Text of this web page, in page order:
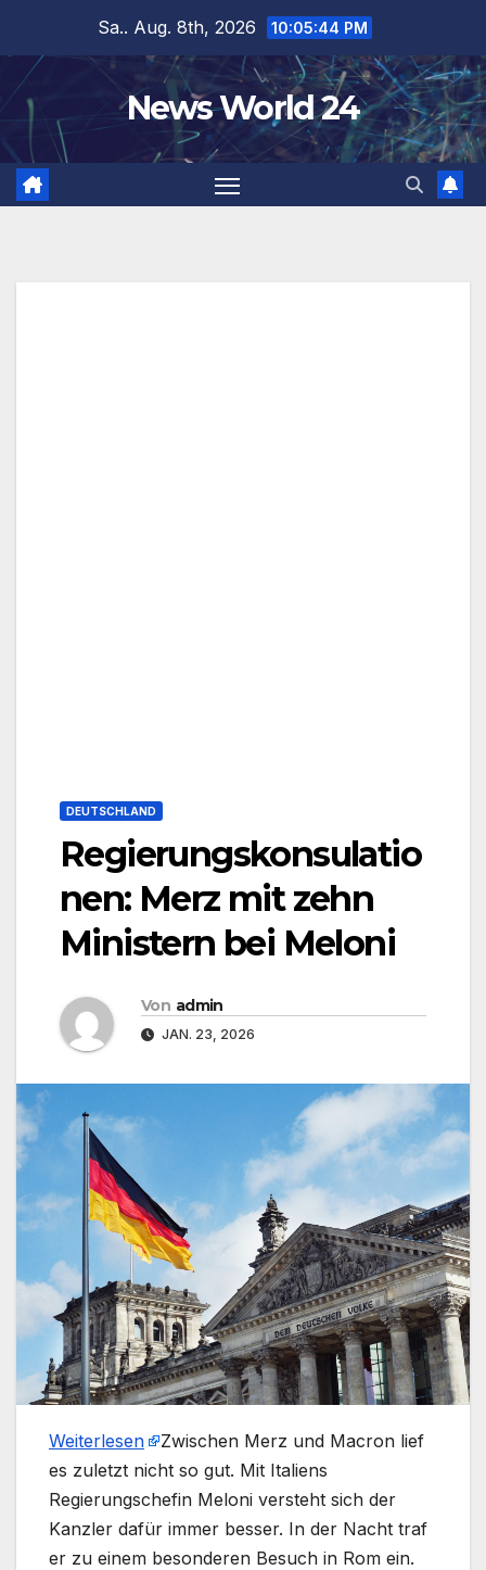
springen
Sa.. Aug. 8th, 2026 10:05:44 PM
News World 24
DEUTSCHLAND
Regierungskonsulatio
nen: Merz mit zehn
Ministern bei Meloni
Von admin
JAN. 23, 2026
Weiterlesen
​Zwischen Merz und Macron lief
es zuletzt nicht so gut. Mit Italiens
Regierungschefin Meloni versteht sich der
Kanzler dafür immer besser. In der Nacht traf
er zu einem besonderen Besuch in Rom ein.